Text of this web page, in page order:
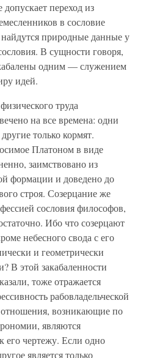
переход из
в сословие
природные данные у
В сущности говоря,
одним — служением
идей.
труда
на все времена: одни
только кормят.
Платоном в виде
заимствовано из
формации и доведено до
строя. Созерцание же
сословия философов,
Ибо что созерцают
небесного свода с его
и геометрически
В этой закабаленности
тоже отражается
рабовладельческой
возникающие по
являются
его чертежу. Если одно
является только